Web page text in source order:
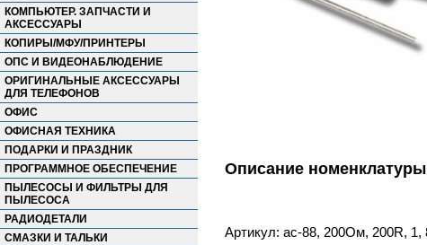
КОМПЬЮТЕР. ЗАПЧАСТИ И
АКСЕССУАРЫ
КОПИРЫ/МФУ/ПРИНТЕРЫ
ОПС И ВИДЕОНАБЛЮДЕНИЕ
ОРИГИНАЛЬНЫЕ АКСЕССУАРЫ
ДЛЯ ТЕЛЕФОНОВ
ОФИС
ОФИСНАЯ ТЕХНИКА
ПОДАРКИ И ПРАЗДНИК
ПРОГРАММНОЕ ОБЕСПЕЧЕНИЕ
ПЫЛЕСОСЫ И ФИЛЬТРЫ ДЛЯ
ПЫЛЕСОСА
РАДИОДЕТАЛИ
СМАЗКИ И ТАЛЬКИ
Описание
Артикул: ac-88, 200Ом, 200R, 1,